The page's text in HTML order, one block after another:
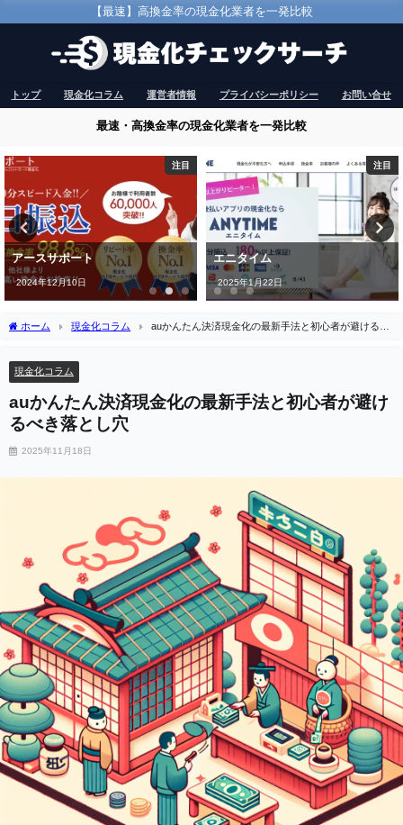
【最速】高換金率の現金化業者を一発比較
トップ 現金化コラム 運営者情報 プライバシーポリシー お問い合せ
最速・高換金率の現金化業者を一発比較
注目
アースサポート
2024年12月10日
注目
エニタイム
2025年1月22日
ホーム 現金化コラム
auかんたん決済現金化の最新手法と初心者が避けるべ
現金化コラム
auかんたん決済現金化の最新手法と初心者が避け
るべき落とし穴
2025年11月18日